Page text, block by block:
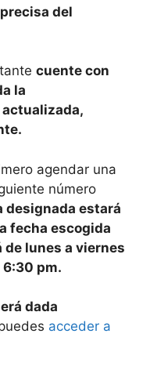
del
cuente con
la
agendar una
número
designada estará
fecha escogida
de lunes a viernes
6:30 pm.
dada
acceder a